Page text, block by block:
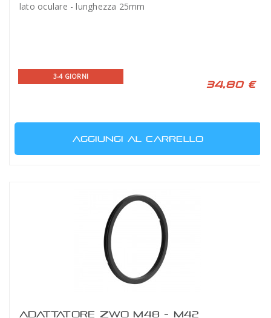
lato oculare - lunghezza 25mm
3-4 GIORNI
34,80 €
AGGIUNGI AL CARRELLO
ADATTATORE ZWO M48 - M42